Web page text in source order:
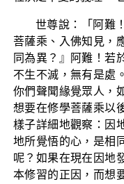
世尊說：「阿難
菩薩乘、入佛知見，
同為異？』阿難！若
不生不滅，無有是處
你們聲聞緣覺眾人，
想要在修學菩薩乘以
樣子詳細地觀察：因
地所覺悟的心，是相
呢？如果在現在因地
本修習的正因，而想